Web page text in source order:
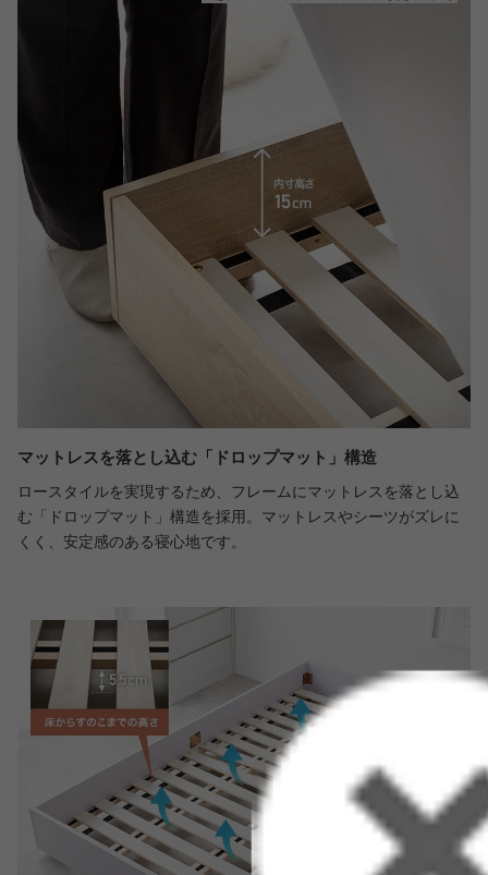
マットレスを落とし込む「ドロップマット」構造
ロースタイルを実現するため、フレームにマットレスを落とし込
む「ドロップマット」構造を採用。マットレスやシーツがズレに
くく、安定感のある寝心地です。